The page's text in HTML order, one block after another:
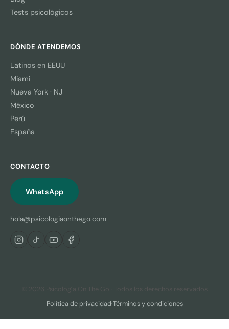
Tests psicológicos
DÓNDE ATENDEMOS
Latinos en EEUU
Miami
Nueva York · NJ
México
Perú
España
CONTACTO
WhatsApp
hola@psicologiaonthego.com
© 2026 Psicología On The Go · Todos los derechos reservados
Política de privacidad·Términos y condiciones